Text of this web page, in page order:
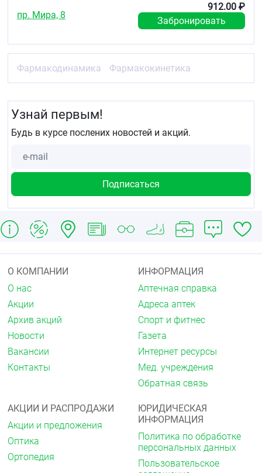
пр. Мира, 8
912.00 ₽
Забронировать
Фармакодинамика Фармакокинетика
Узнай первым!
Будь в курсе послених новостей и акций.
О КОМПАНИИ
О нас
Акции
Архив акций
Новости
Вакансии
Контакты
ИНФОРМАЦИЯ
Аптечная справка
Адреса аптек
Спорт и фитнес
Газета
Интернет ресурсы
Мед. учреждения
Обратная связь
АКЦИИ И РАСПРОДАЖИ
Акции и предложения
Оптика
Ортопедия
ЮРИДИЧЕСКАЯ
ИНФОРМАЦИЯ
Политика по обработке
персональных данных
Пользовательское